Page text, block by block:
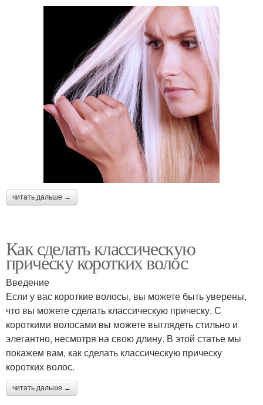
читать дальше →
Как сделать классическую
прическу коротких волос
Введение
Если у вас короткие волосы, вы можете быть уверены,
что вы можете сделать классическую прическу. С
короткими волосами вы можете выглядеть стильно и
элегантно, несмотря на свою длину. В этой статье мы
покажем вам, как сделать классическую прическу
коротких волос.
читать дальше →